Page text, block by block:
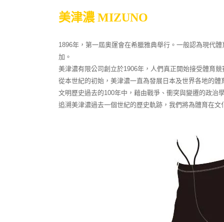
美津濃 MIZUNO
1896年，第一屆奧運會在希臘雅典舉行。一般認為現代
加。
美津濃有限公司創立於1906年，人們真正開始接受體育競
從本世紀的初始，美津濃一直為發展日本及世界各地的體
文明歷史過去的100年中，藉由戰爭、衝突與變遷的政治
追溯美津濃過去一個世紀的歷史軌跡，我們將為體育在